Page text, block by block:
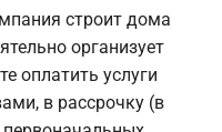
строит дома
организует
оплатить услуги
в рассрочку (в